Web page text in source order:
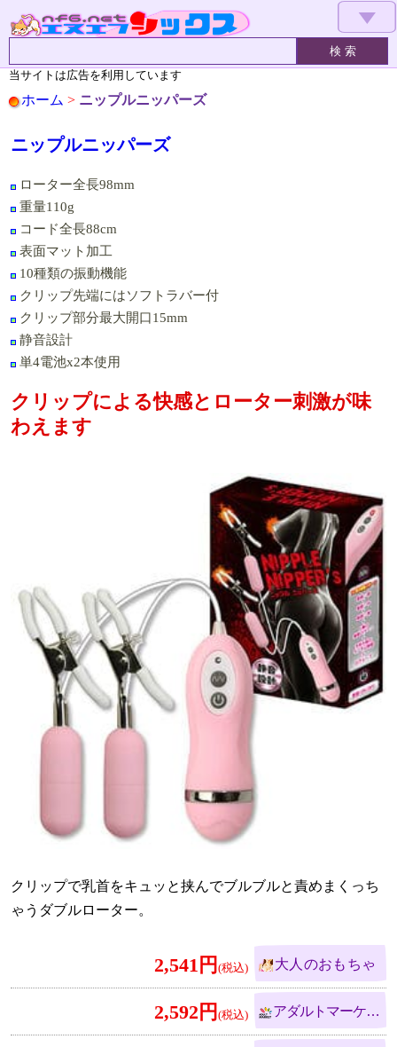
▼
当サイトは広告を利用しています
ホーム > ニップルニッパーズ
ニップルニッパーズ
ローター全長98mm
重量110g
コード全長88cm
表面マット加工
10種類の振動機能
クリップ先端にはソフトラバー付
クリップ部分最大開口15mm
静音設計
単4電池x2本使用
クリップによる快感とローター刺激が味
わえます
クリップで乳首をキュッと挟んでブルブルと責めまくっち
ゃうダブルローター。
2,541円 大人のおもちゃ
2,592円 アダルトマーケット